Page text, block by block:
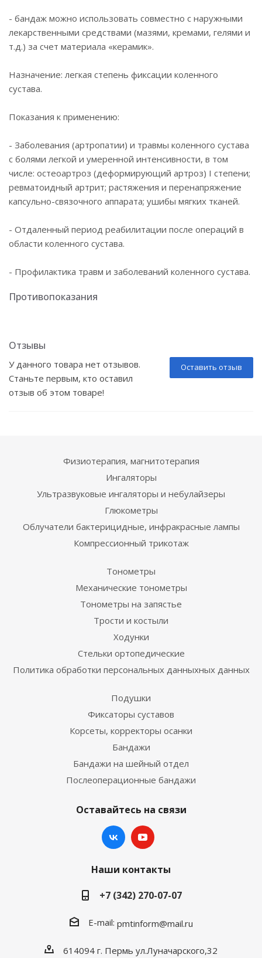
- бандаж можно использовать совместно с наружными
лекарственными средствами (мазями, кремами, гелями и
т.д.) за счет материала «керамик».
Назначение: легкая степень фиксации коленного
сустава.
Показания к применению:
- Заболевания (артропатии) и травмы коленного сустава
с болями легкой и умеренной интенсивности, в том
числе: остеоартроз (деформирующий артроз) I степени;
ревматоидный артрит; растяжения и перенапряжение
капсульно-связочного аппарата; ушибы мягких тканей.
- Отдаленный период реабилитации после операций в
области коленного сустава.
- Профилактика травм и заболеваний коленного сустава.
Противопоказания
Отзывы
Оставить отзыв
У данного товара нет отзывов.
Станьте первым, кто оставил
отзыв об этом товаре!
Физиотерапия, магнитотерапия
Ингаляторы
Ультразвуковые ингаляторы и небулайзеры
Глюкометры
Облучатели бактерицидные, инфракрасные лампы
Компрессионный трикотаж
Тонометры
Механические тонометры
Тонометры на запястье
Трости и костыли
Ходунки
Стельки ортопедические
Политика обработки персональных данныхных данных
Подушки
Фиксаторы суставов
Корсеты, корректоры осанки
Бандажи
Бандажи на шейный отдел
Послеоперационные бандажи
Оставайтесь на связи
Наши контакты
+7 (342) 270-07-07
E-mail: pmtinform@mail.ru
614094 г. Пермь ул.Луначарского,32